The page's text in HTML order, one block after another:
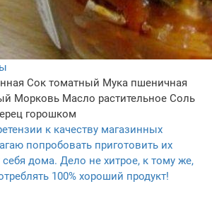
Сок томатный Мука пшеничная
Морковь Масло растительное Соль
горошком
к качеству магазинных
попробовать приготовить их
себя дома. Дело не хитрое, к тому же,
100% хороший продукт!